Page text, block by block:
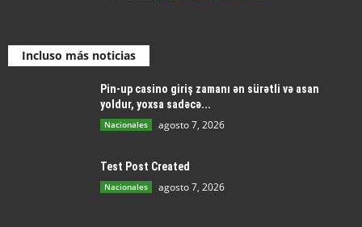
Incluso más noticias
Pin-up casino giriş zamanı ən sürətli və asan
yoldur, yoxsa sadəcə...
Nacionales agosto 7, 2026
Test Post Created
Nacionales agosto 7, 2026